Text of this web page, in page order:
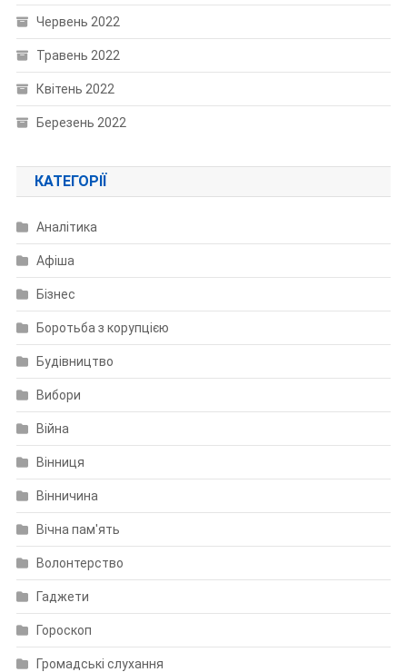
Червень 2022
Травень 2022
Квітень 2022
Березень 2022
КАТЕГОРІЇ
Аналітика
Афіша
Бізнес
Боротьба з корупцією
Будівництво
Вибори
Війна
Вінниця
Вінничина
Вічна пам'ять
Волонтерство
Гаджети
Гороскоп
Громадські слухання